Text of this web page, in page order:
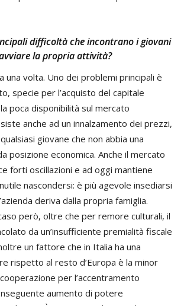
difficoltà che incontrano i giovani
la propria attività?
una volta. Uno dei problemi principali è
specie per l’acquisto del capitale
poca disponibilità sul mercato
anche ad un innalzamento dei prezzi,
giovane che non abbia una
posizione economica. Anche il mercato
forti oscillazioni e ad oggi mantiene
nascondersi: è più agevole insediarsi
deriva dalla propria famiglia.
però, oltre che per remore culturali, il
da un’insufficiente premialità fiscale
un fattore che in Italia ha una
rispetto al resto d’Europa è la minor
per l’accentramento
aumento di potere